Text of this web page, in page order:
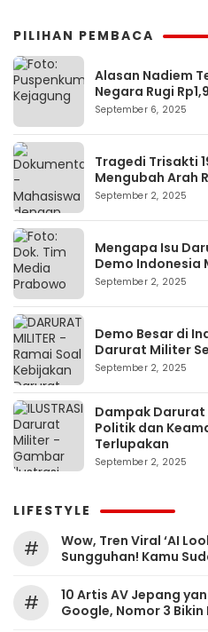
PILIHAN PEMBACA
Alasan Nadiem
Negara Rugi
September 6, 2025
Tragedi Trisakti
Mengubah Arah
September 2, 2025
Mengapa Isu
Demo Indonesia
September 2, 2025
Demo Besar di
Darurat Militer
September 2, 2025
Dampak
Politik dan
Terlupakan
September 2, 2025
LIFESTYLE
#
Wow, Tren Viral ‘AI
Sungguhan! Kamu
#
10 Artis AV Jepang
Google, Nomor 3 Bikin